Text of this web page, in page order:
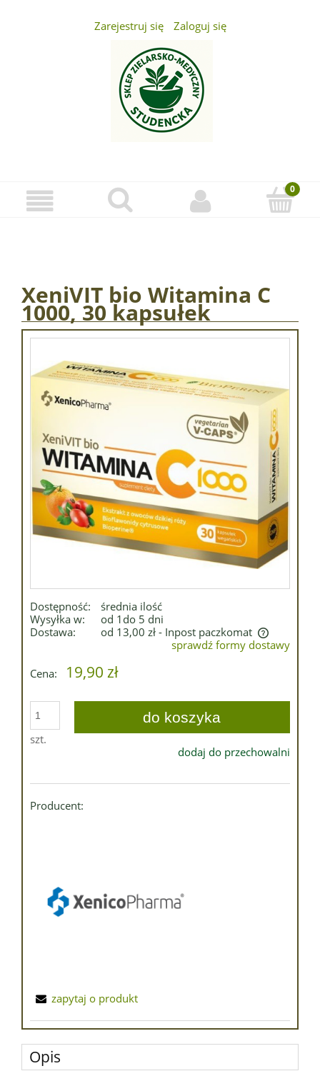
Zarejestruj się Zaloguj się
XeniVIT bio Witamina C
1000, 30 kapsułek
Dostępność:
średnia ilość
Wysyłka w:
od 1do 5 dni
Dostawa:
od 13,00 zł - Inpost paczkomat
Cena nie zawiera ewentualnych kosztów płatności
sprawdź formy dostawy
Cena:
19,90 zł
szt.
do koszyka
dodaj do przechowalni
Producent:
zapytaj o produkt
Opis